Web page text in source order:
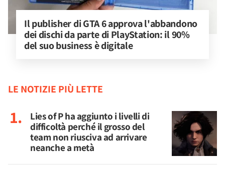
Il publisher di GTA 6 approva l'abbandono
dei dischi da parte di PlayStation: il 90%
del suo business è digitale
LE NOTIZIE PIÙ LETTE
Lies of P ha aggiunto i livelli di
difficoltà perché il grosso del
team non riusciva ad arrivare
neanche a metà